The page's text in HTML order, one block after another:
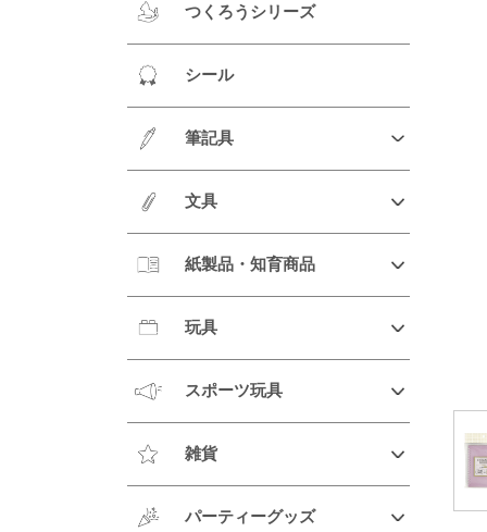
つくろうシリーズ
シール
筆記具
文具
紙製品・知育商品
玩具
スポーツ玩具
雑貨
パーティーグッズ